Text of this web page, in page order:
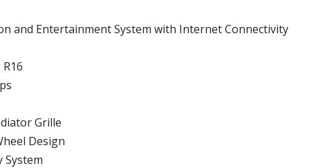
and Entertainment System with Internet Connectivity
Grille
Design
System